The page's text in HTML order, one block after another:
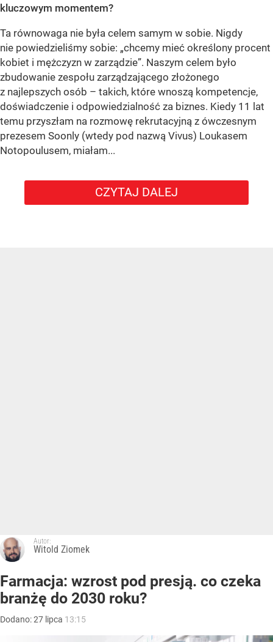
kluczowym momentem?
Ta równowaga nie była celem samym w sobie. Nigdy
nie powiedzieliśmy sobie: „chcemy mieć określony procent
kobiet i mężczyzn w zarządzie”. Naszym celem było
zbudowanie zespołu zarządzającego złożonego
z najlepszych osób – takich, które wnoszą kompetencje,
doświadczenie i odpowiedzialność za biznes. Kiedy 11 lat
temu przyszłam na rozmowę rekrutacyjną z ówczesnym
prezesem Soonly (wtedy pod nazwą Vivus) Loukasem
Notopoulusem, miałam...
CZYTAJ DALEJ
Autor:
Witold Ziomek
Farmacja: wzrost pod presją. co czeka
branżę do 2030 roku?
Dodano:27 lipca 13:15